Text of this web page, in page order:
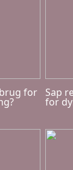
for Sap
for